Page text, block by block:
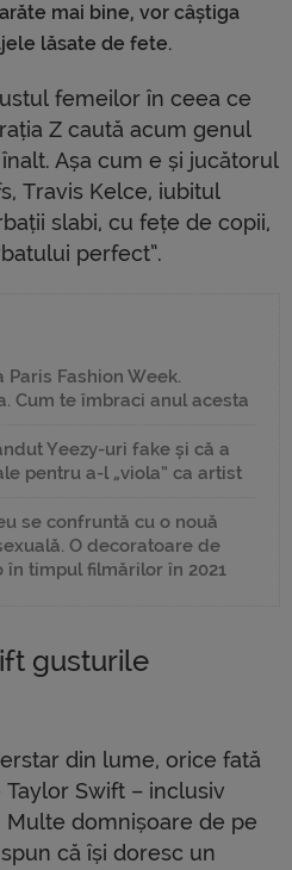
mai bine, vor câștiga
lăsate de fete.
femeilor în ceea ce
Z caută acum genul
Așa cum e și jucătorul
Travis Kelce, iubitul
slabi, cu fețe de copii,
perfect”.
Fashion Week.
Cum te îmbraci anul acesta
Yeezy-uri fake și că a
pentru a-l „viola” ca artist
se confruntă cu o nouă
O decoratoare de
timpul filmărilor în 2021
gusturile
din lume, orice fată
Swift – inclusiv
domnișoare de pe
că își doresc un